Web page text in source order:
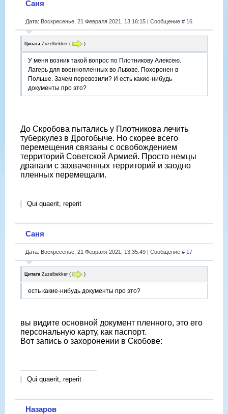
Саня
Дата: Воскресенье, 21 Февраля 2021, 13:16:15 | Сообщение # 16
Цитата Zuzelbekker ( )
У меня возник такой вопрос по Плотникову Алексею.
Лагерь для военнопленных во Львове. Похоронен в
Польше. Зачем перевозили? И есть какие-нибудь
документы про это?
До Скробова пытались у Плотникова лечить
туберкулез в Дрогобыче. Но скорее всего
перемещения связаны с освобождением
территорий Советской Армией. Просто немцы
драпали с захваченных территорий и заодно
пленных перемещали.
Qui quaerit, reperit
Саня
Дата: Воскресенье, 21 Февраля 2021, 13:35:49 | Сообщение # 17
Цитата Zuzelbekker ( )
есть какие-нибудь документы про это?
вы видите основной документ пленного, это его
персональную карту, как паспорт.
Вот запись о захоронении в Скобове:
Qui quaerit, reperit
Назаров